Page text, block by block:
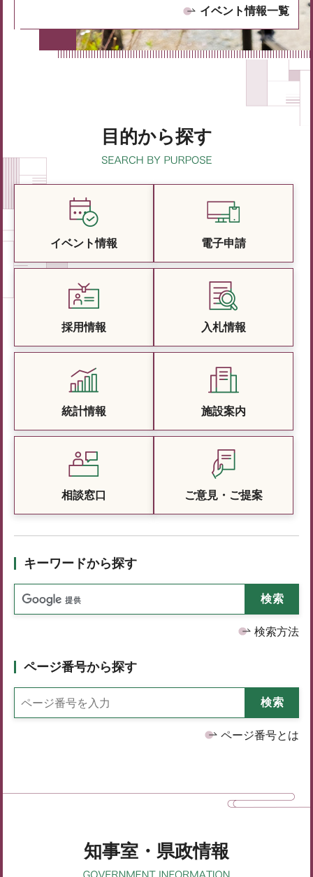
イベント情報一覧
目的から探す
イベント情報 電子申請
採用情報 入札情報
統計情報 施設案内
相談窓口 ご意見・ご提案
キーワードから探す
検索方法
ページ番号から探す
ページ番号とは
知事室・県政情報